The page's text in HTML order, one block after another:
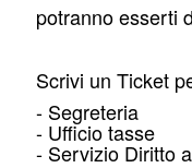
potranno esserti
Scrivi un Ticket
- Segreteria
- Ufficio tasse
- Servizio Diritto